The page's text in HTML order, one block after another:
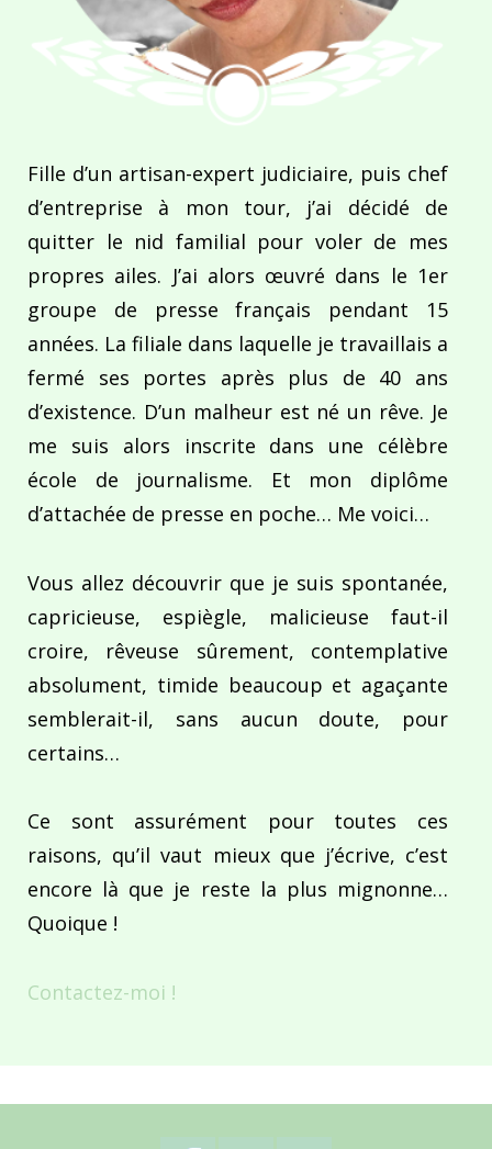
Fille d’un artisan-expert judiciaire, puis chef
d’entreprise à mon tour, j’ai décidé de
quitter le nid familial pour voler de mes
propres ailes. J’ai alors œuvré dans le 1er
groupe de presse français pendant 15
années. La filiale dans laquelle je travaillais a
fermé ses portes après plus de 40 ans
d’existence. D’un malheur est né un rêve. Je
me suis alors inscrite dans une célèbre
école de journalisme. Et mon diplôme
d’attachée de presse en poche… Me voici…
Vous allez découvrir que je suis spontanée,
capricieuse, espiègle, malicieuse faut-il
croire, rêveuse sûrement, contemplative
absolument, timide beaucoup et agaçante
semblerait-il, sans aucun doute, pour
certains…
Ce sont assurément pour toutes ces
raisons, qu’il vaut mieux que j’écrive, c’est
encore là que je reste la plus mignonne…
Quoique !
Contactez-moi !